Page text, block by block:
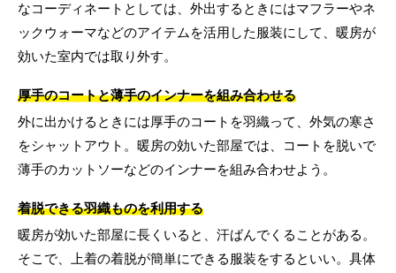
なコーディネートとしては、外出するときにはマフラーやネ
ックウォーマなどのアイテムを活用した服装にして、暖房が
効いた室内では取り外す。
厚手のコートと薄手のインナーを組み合わせる
外に出かけるときには厚手のコートを羽織って、外気の寒さ
をシャットアウト。暖房の効いた部屋では、コートを脱いで
薄手のカットソーなどのインナーを組み合わせよう。
着脱できる羽織ものを利用する
暖房が効いた部屋に長くいると、汗ばんでくることがある。
そこで、上着の着脱が簡単にできる服装をするといい。具体